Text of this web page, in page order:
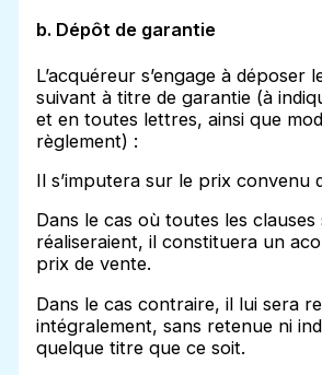
b. Dépôt de garantie
L’acquéreur s’engage à déposer
suivant à titre de garantie (à
et en toutes lettres, ainsi que
règlement) :
Il s’imputera sur le prix convenu
Dans le cas où toutes les clauses
réaliseraient, il constituera un
prix de vente.
Dans le cas contraire, il lui sera
intégralement, sans retenue ni
quelque titre que ce soit.